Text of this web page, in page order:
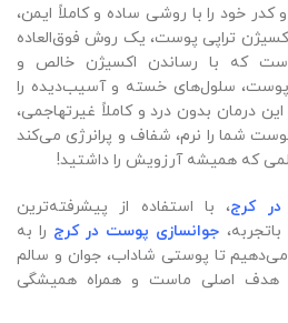
خود را با روشی ساده و کاملاً ایمن،
تراپی پوست، یک روش فوق‌العاده
که با رساندن اکسیژن خالص و
سلول‌های خسته و آسیب‌دیده را
درمان بدون درد و کاملاً غیرتهاجمی،
شما را نرم، شفاف و پرانرژی می‌کند
که همیشه آرزویش را داشتید!
کرج، با استفاده از پیشرفته‌ترین
جوانسازی پوست در کرج را به
تا پوستی شاداب، جوان و سالم
هدف اصلی ماست و همراه همیشگی